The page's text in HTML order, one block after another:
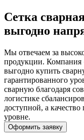
Сетка
выгодно
Мы отвечаем за
продукции. Компания
выгодно купить
гарантированного
сварную благодаря
логистике
доступной, а
уровне.
Оформить заявку